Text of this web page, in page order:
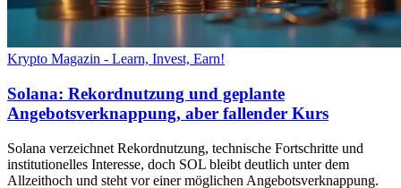
Krypto Magazin - Learn, Invest, Earn!
Solana: Rekordnutzung und geplante
Angebotsverknappung, aber fallender Kurs
Solana verzeichnet Rekordnutzung, technische Fortschritte und
institutionelles Interesse, doch SOL bleibt deutlich unter dem
Allzeithoch und steht vor einer möglichen Angebotsverknappung.